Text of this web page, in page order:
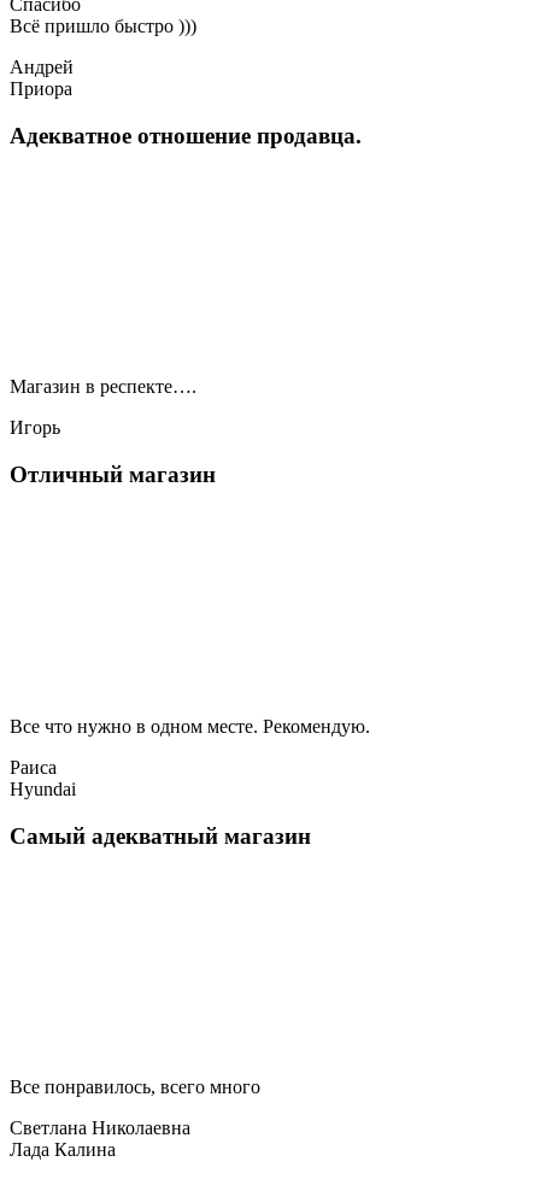
Спасибо
Всё пришло быстро )))
Андрей
Приора
Адекватное отношение продавца.
Магазин в респекте….
Игорь
Отличный магазин
Все что нужно в одном месте. Рекомендую.
Раиса
Hyundai
Самый адекватный магазин
Все понравилось, всего много
Светлана Николаевна
Лада Калина